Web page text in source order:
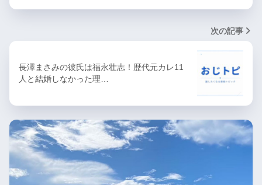
次の記事
長澤まさみの彼氏は福永壮志！歴代元カレ11
人と結婚しなかった理…